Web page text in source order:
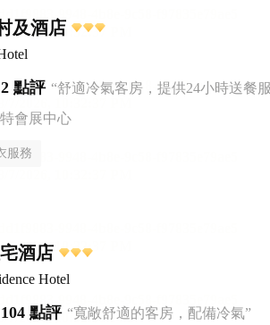
及酒店
2 點評 “舒適冷氣客房，提供24小時送餐
會展中心
服務
酒店
Hotel
104 點評 “寬敞舒適的客房，配備冷氣”